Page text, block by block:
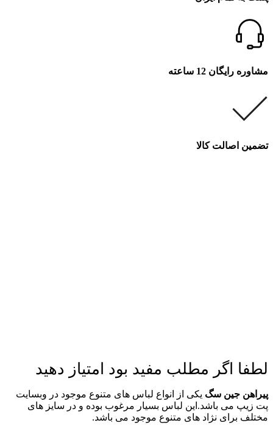
مشاوره رایگان 12 ساعته
تضمین اصالت کالا
لطفا اگر مطلب مفید بود امتیاز دهید
پیراهن جین سگ یکی از انواع لباس های متنوع موجود در وبسایت
پت زیپ می باشد.این لباس بسیار مرغوب بوده و در سایز های
مختلف برای نژاد های متنوع موجود می باشد.